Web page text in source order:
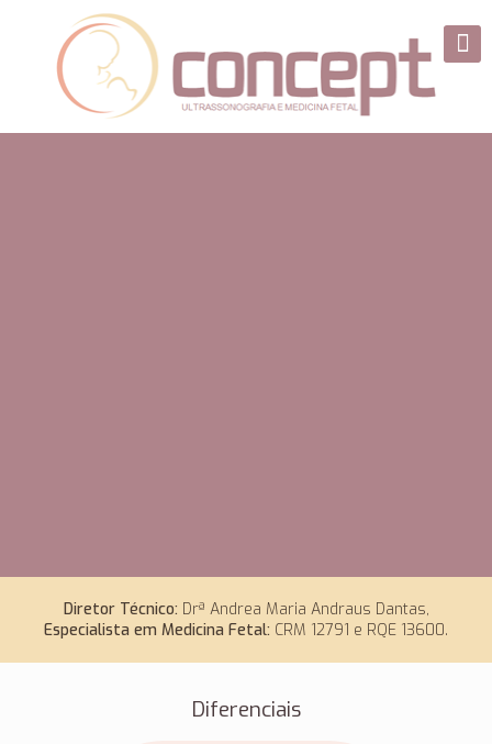
Diretor Técnico: Drª Andrea Maria Andraus Dantas,
Especialista em Medicina Fetal: CRM 12791 e RQE 13600.
Diferenciais